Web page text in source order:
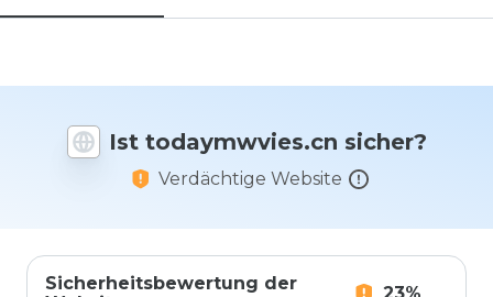
Ist todaymwvies.cn sicher?
Verdächtige Website
Sicherheitsbewertung der
Sie diese
auf einer
Skala von
1 bis 5